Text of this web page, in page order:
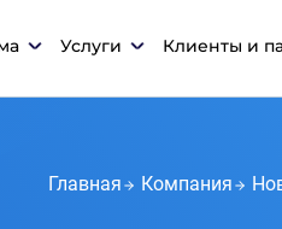
Услуги Клиенты и
Главная Компания